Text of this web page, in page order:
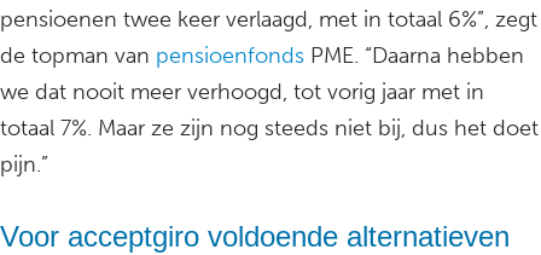
pensioenen twee keer verlaagd, met in totaal 6%”, zegt
de topman van pensioenfonds PME. “Daarna hebben
we dat nooit meer verhoogd, tot vorig jaar met in
totaal 7%. Maar ze zijn nog steeds niet bij, dus het doet
pijn.”
Voor acceptgiro voldoende alternatieven